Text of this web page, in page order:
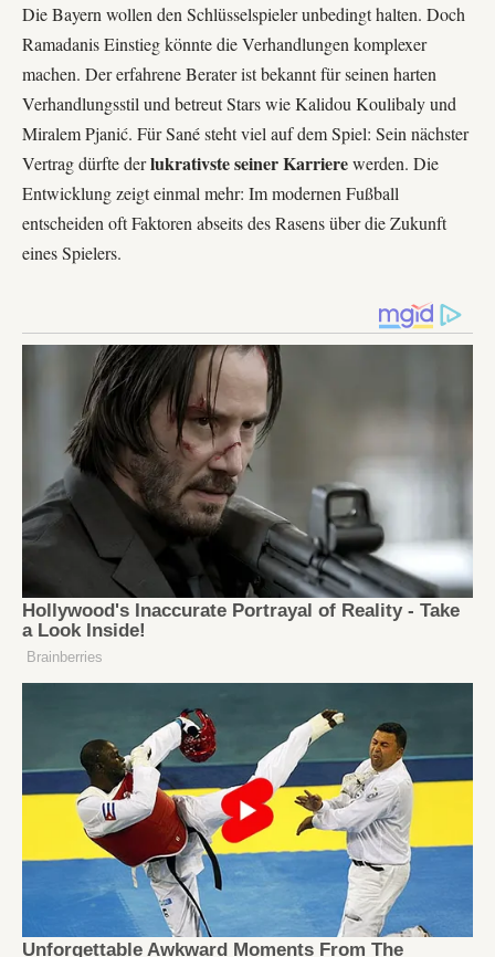
Die Bayern wollen den Schlüsselspieler unbedingt halten. Doch
Ramadanis Einstieg könnte die Verhandlungen komplexer
machen. Der erfahrene Berater ist bekannt für seinen harten
Verhandlungsstil und betreut Stars wieKalidou Koulibalyund
Miralem Pjanić. Für Sané steht viel auf dem Spiel: Sein nächster
Vertrag dürfte derlukrativste seiner Karrierewerden. Die
Entwicklung zeigt einmal mehr: Im modernen Fußball
entscheiden oft Faktoren abseits des Rasens über die Zukunft
eines Spielers.